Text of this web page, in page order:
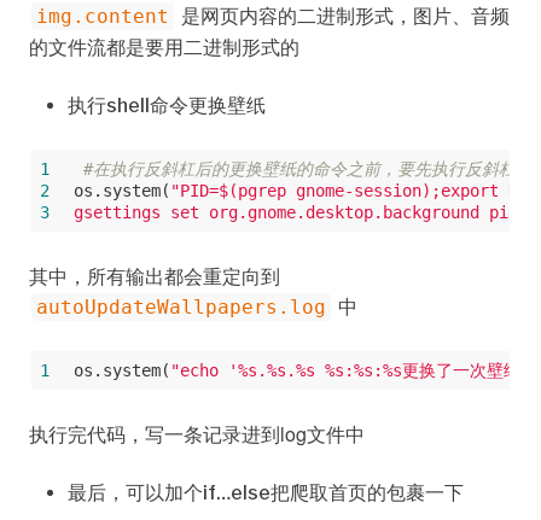
img.content
是网页内容的二进制形式，图片、音频
的文件流都是要用二进制形式的
执行shell命令更换壁纸
1
#在执行反斜杠后的更换壁纸的命令之前，要先执行反斜杠
2
os.system( "PID=$(pgrep gnome-session);export
3
gsettings set org.gnome.desktop.background
其中，所有输出都会重定向到
autoUpdateWallpapers.log 中
1 os.system( "echo '%s.%s.%s %s:%s:%s更换了一次
执行完代码，写一条记录进到log文件中
最后，可以加个if…else把爬取首页的包裹一下